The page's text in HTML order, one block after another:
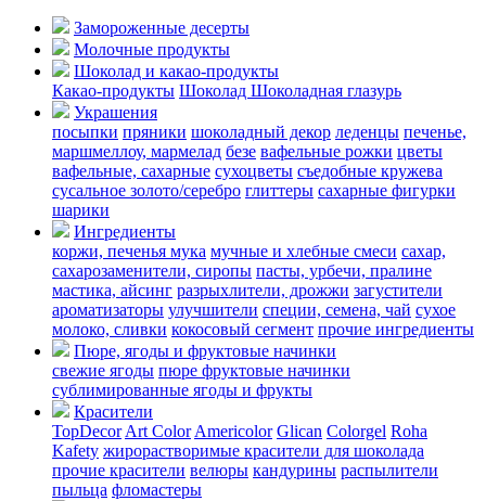
Замороженные десерты
Молочные продукты
Шоколад и какао-продукты
Какао-продукты Шоколад Шоколадная глазурь
Украшения
посыпки пряники шоколадный декор леденцы печенье,
маршмеллоу, мармелад безе вафельные рожки цветы
вафельные, сахарные сухоцветы съедобные кружева
сусальное золото/серебро глиттеры сахарные фигурки
шарики
Ингредиенты
коржи, печенья мука мучные и хлебные смеси сахар,
сахарозаменители, сиропы пасты, урбечи, пралине
мастика, айсинг разрыхлители, дрожжи загустители
ароматизаторы улучшители специи, семена, чай сухое
молоко, сливки кокосовый сегмент прочие ингредиенты
Пюре, ягоды и фруктовые начинки
свежие ягоды пюре фруктовые начинки
сублимированные ягоды и фрукты
Красители
TopDecor Art Color Americolor Glican Colorgel Roha
Kafety жирорастворимые красители для шоколада
прочие красители велюры кандурины распылители
пыльца фломастеры